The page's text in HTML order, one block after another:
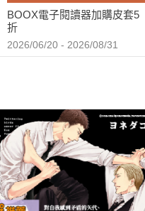
BOOX電子閱讀器加購皮套5
折
2026/06/20 - 2026/08/31